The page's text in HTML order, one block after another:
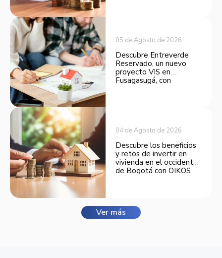
05 de Agosto de 2026
Descubre Entreverde
Reservado, un nuevo
proyecto VIS en
Fusagasugá, con
04 de Agosto de 2026
Descubre los beneficios
y retos de invertir en
vivienda en el occidente
de Bogotá con OIKOS
Ver más